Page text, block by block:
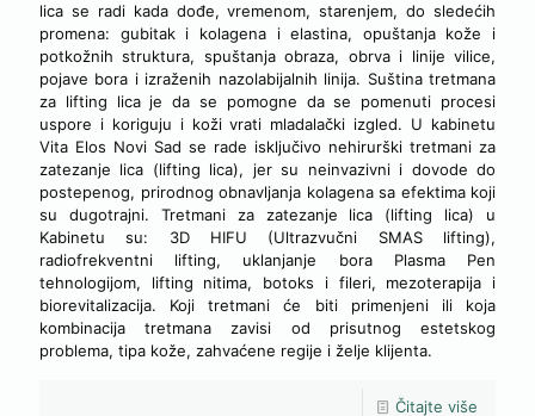
lica se radi kada dođe, vremenom, starenjem, do sledećih
promena: gubitak i kolagena i elastina, opuštanja kože i
potkožnih struktura, spuštanja obraza, obrva i linije vilice,
pojave bora i izraženih nazolabijalnih linija. Suština tretmana
za lifting lica je da se pomogne da se pomenuti procesi
uspore i koriguju i koži vrati mladalački izgled. U kabinetu
Vita Elos Novi Sad se rade isključivo nehirurški tretmani za
zatezanje lica (lifting lica), jer su neinvazivni i dovode do
postepenog, prirodnog obnavljanja kolagena sa efektima koji
su dugotrajni. Tretmani za zatezanje lica (lifting lica) u
Kabinetu su: 3D HIFU (Ultrazvučni SMAS lifting),
radiofrekventni lifting, uklanjanje bora Plasma Pen
tehnologijom, lifting nitima, botoks i fileri, mezoterapija i
biorevitalizacija. Koji tretmani će biti primenjeni ili koja
kombinacija tretmana zavisi od prisutnog estetskog
problema, tipa kože, zahvaćene regije i želje klijenta.
Čitajte više